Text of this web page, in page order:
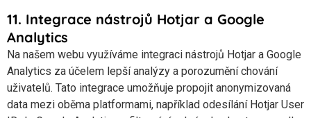
11. Integrace nástrojů Hotjar a Google
Analytics
Na našem webu využíváme integraci nástrojů Hotjar a Google
Analytics za účelem lepší analýzy a porozumění chování
uživatelů. Tato integrace umožňuje propojit anonymizovaná
data mezi oběma platformami, například odesílání Hotjar User